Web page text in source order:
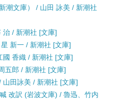
潮文庫） / 山田 詠美 / 新潮社
治 / 新潮社 [文庫]
新一 / 新潮社 [文庫]
國 香織 / 新潮社 [文庫]
五郎 / 新潮社 [文庫]
田詠美 / 新潮社 [文庫]
改訳 (岩波文庫) / 魯迅、竹内